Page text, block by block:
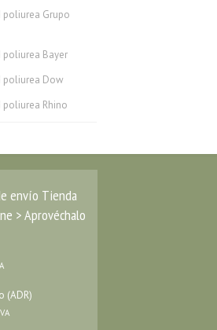
poliurea Grupo
poliurea Bayer
poliurea Dow
poliurea Rhino
envío Tienda
> Aprovéchalo
(ADR)